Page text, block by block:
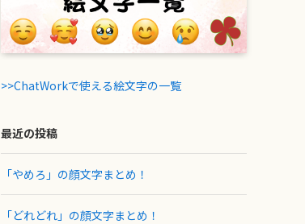
>>ChatWorkで使える絵文字の一覧
最近の投稿
「やめろ」の顔文字まとめ！
「どれどれ」の顔文字まとめ！